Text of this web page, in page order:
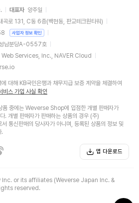
대표자 양주일
곡로 131, C동 6층(백현동, 판교테크원타워)
사업자 정보 확인
남분당A-0557호
Services, Inc., NAVER Cloud
대해 KB국민은행과 채무지급 보증 계약을 체결하여
비스 가입 사실 확인
중에는 Weverse Shop에 입점한 개별 판매자가
. 개별 판매자가 판매하는 상품의 경우 (주)
통신판매의 당사자가 아니며, 등록된 상품의 정보 및
.
앱 다운로드
or its affiliates (Weverse Japan Inc. &
reserved.